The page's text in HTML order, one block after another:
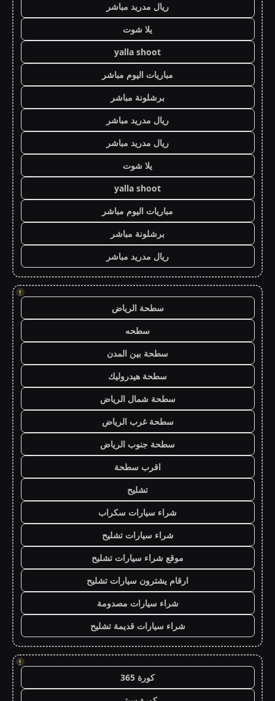
ريال مدريد مباشر
يلا شوت
yalla shoot
مباريات اليوم مباشر
برشلونة مباشر
ريال مدريد مباشر
ريال مدريد مباشر
يلا شوت
yalla shoot
مباريات اليوم مباشر
برشلونة مباشر
ريال مدريد مباشر
!
سطحة الرياض
سطحه
سطحة بين المدن
سطحة هيدروليك
سطحة شمال الرياض
سطحة غرب الرياض
سطحة جنوب الرياض
اقرب سطحة
تشليح
شراء سيارات سكراب
شراء سيارات تشليح
موقع شراء سيارات تشليح
ارقام يشترون سيارات تشليح
شراء سيارات مصدومة
شراء سيارات قديمة تشليح
!
كورة 365